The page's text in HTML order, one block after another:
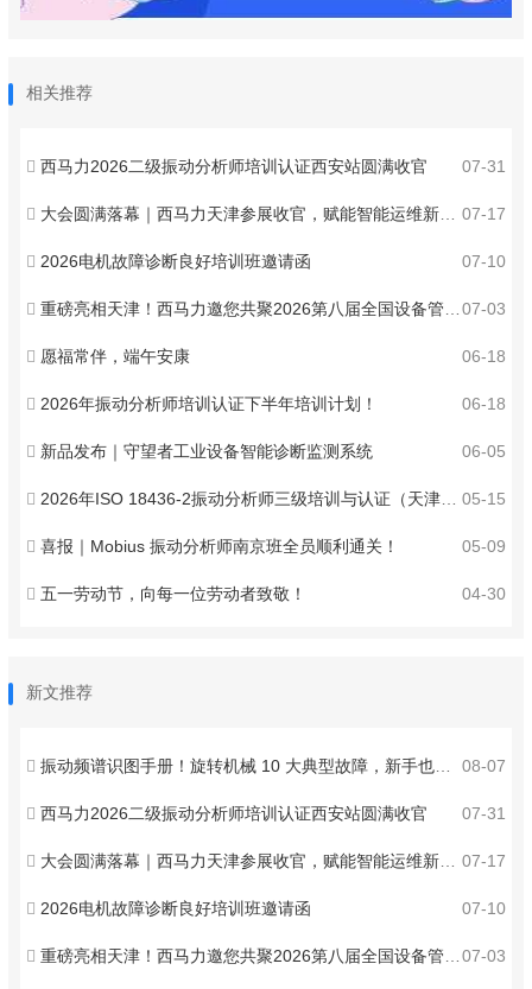
相关推荐
07-31
西马力2026二级振动分析师培训认证西安站圆满收官
07-17
大会圆满落幕｜西马力天津参展收官，赋能智能运维新发展
07-10
2026电机故障诊断良好培训班邀请函
07-03
重磅亮相天津！西马力邀您共聚2026第八届全国设备管理与技术创新成果交流大会 ！
06-18
愿福常伴，端午安康
06-18
2026年振动分析师培训认证下半年培训计划！
06-05
新品发布｜守望者工业设备智能诊断监测系统
05-15
2026年ISO 18436-2振动分析师三级培训与认证（天津）火热报名中！
05-09
喜报｜Mobius 振动分析师南京班全员顺利通关！
04-30
五一劳动节，向每一位劳动者致敬！
新文推荐
08-07
振动频谱识图手册！旋转机械 10 大典型故障，新手也能秒判
07-31
西马力2026二级振动分析师培训认证西安站圆满收官
07-17
大会圆满落幕｜西马力天津参展收官，赋能智能运维新发展
07-10
2026电机故障诊断良好培训班邀请函
07-03
重磅亮相天津！西马力邀您共聚2026第八届全国设备管理与技术创新成果交流大会 ！